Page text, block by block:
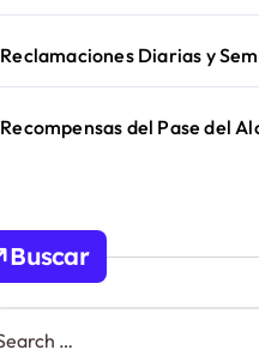
Reclamaciones Diarias y
Recompensas del Pase del
Buscar